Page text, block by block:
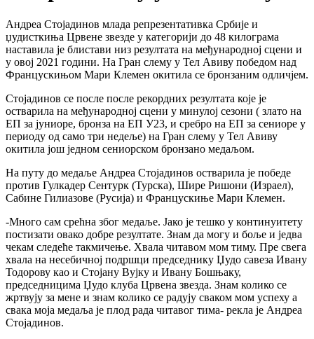
Андреа Стојадинов млада репрезентативка Србије и
џудисткиња Црвене звезде у категорији до 48 килограма
наставила је блистави низ резултата на међународној сцени и
у овој 2021 години. На Гран слему у Тел Авиву победом над
Францускињом Мари Клемен окитила се бронзаним одличјем.
Стојадинов се после после рекордних резултата које је
остварила на међународној сцени у минулој сезони ( злато на
ЕП за јуниоре, бронза на ЕП У23, и сребро на ЕП за сениоре у
периоду од само три недеље) на Гран слему у Тел Авиву
окитила још једном сениорском бронзано медаљом.
На путу до медаље Андреа Стојадинов остварила је победе
против Гулкадер Сентурк (Турска), Шире Ришони (Израел),
Сабине Гилиазове (Русија) и Францускиње Мари Клемен.
-Много сам срећна због медаље. Јако је тешко у континуитету
постизати овако добре резултате. Знам да могу и боље и једва
чекам следеће такмичење. Хвала читавом мом тиму. Пре свега
хвала на несебичној подршци председнику Џудо савеза Ивану
Тодорову као и Стојану Вујку и Ивану Бошњаку,
председницима Џудо клуба Црвена звезда. Знам колико се
жртвују за мене и знам колико се радују сваком мом успеху а
свака моја медаља је плод рада читавог тима- рекла је Андреа
Стојадинов.